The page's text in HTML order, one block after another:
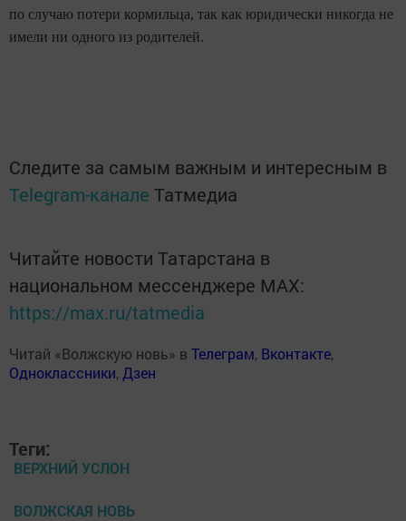
по случаю потери кормильца, так как юридически никогда не
имели ни одного из родителей.
Следите за самым важным и интересным в
Telegram-канале Татмедиа
Читайте новости Татарстана в
национальном мессенджере MАХ:
https://max.ru/tatmedia
Читай «Волжскую новь» в Телеграм, Вконтакте,
Одноклассники, Дзен
Теги:
ВЕРХНИЙ УСЛОН
ВОЛЖСКАЯ НОВЬ